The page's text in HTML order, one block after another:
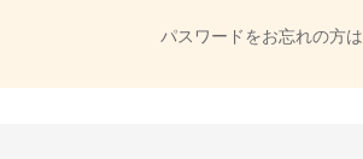
パスワードをお忘れの方は